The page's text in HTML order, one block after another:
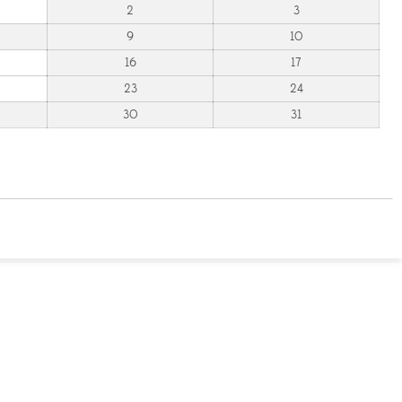
2
3
9
10
16
17
23
24
30 31